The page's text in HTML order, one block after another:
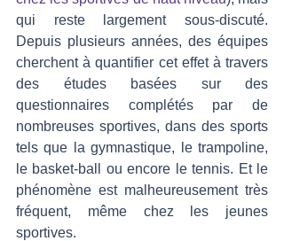
qui reste largement sous-discuté.
Depuis plusieurs années, des équipes
cherchent à quantifier cet effet à travers
des études basées sur des
questionnaires complétés par de
nombreuses sportives, dans des sports
tels que la gymnastique, le trampoline,
le basket-ball ou encore le tennis. Et le
phénomène est malheureusement très
fréquent, même chez les jeunes
sportives.